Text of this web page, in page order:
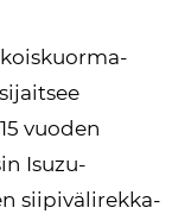
vuoden
Isuzu-
siipivälirekka-